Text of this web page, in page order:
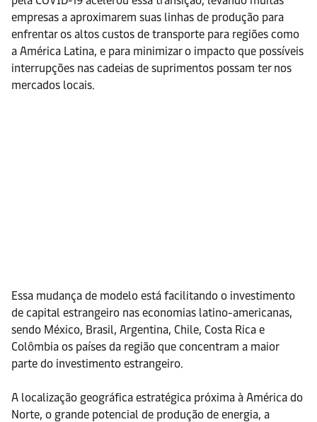
empresas a aproximarem suas linhas de produção para
enfrentar os altos custos de transporte para regiões como
a América Latina, e para minimizar o impacto que possíveis
interrupções nas cadeias de suprimentos possam ter nos
mercados locais.
Essa mudança de modelo está facilitando o investimento
de capital estrangeiro nas economias latino-americanas,
sendo México, Brasil, Argentina, Chile, Costa Rica e
Colômbia os países da região que concentram a maior
parte do investimento estrangeiro.
A localização geográfica estratégica próxima à América do
Norte, o grande potencial de produção de energia, a